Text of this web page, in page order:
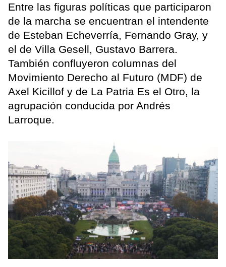
Entre las figuras políticas que participaron
de la marcha se encuentran el intendente
de Esteban Echeverría, Fernando Gray, y
el de Villa Gesell, Gustavo Barrera.
También confluyeron columnas del
Movimiento Derecho al Futuro (MDF) de
Axel Kicillof y de La Patria Es el Otro, la
agrupación conducida por Andrés
Larroque.